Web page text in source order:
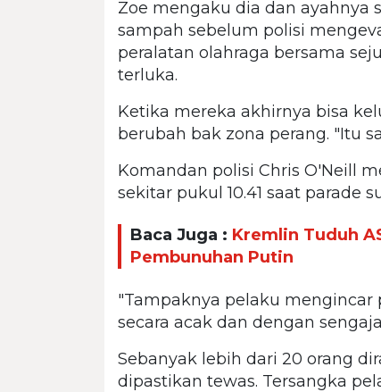
Zoe mengaku dia dan
sampah sebelum polisi
peralatan olahraga bersama
terluka.
Ketika mereka akhirnya bisa
berubah bak zona perang. "Itu
Komandan polisi Chris O'Neill
sekitar pukul 10.41 saat parade
Baca Juga : Kremlin Tuduh
Pembunuhan Putin
"Tampaknya pelaku mengincar
secara acak dan dengan
Sebanyak lebih dari 20 orang
dipastikan tewas. Tersangka